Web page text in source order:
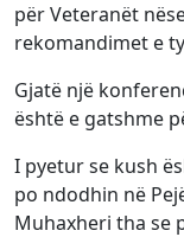
për Veteranët
rekomandimet e
Gjatë një
është e gatshme
I pyetur se kush
po ndodhin në
Muhaxheri tha se